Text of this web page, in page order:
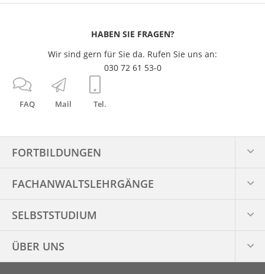
FAQ Mail Tel.
HABEN SIE FRAGEN?
Wir sind gern für Sie da. Rufen Sie uns an:
030 72 61 53-0
FORTBILDUNGEN
FACHANWALTS­LEHRGÄNGE
SELBSTSTUDIUM
ÜBER UNS